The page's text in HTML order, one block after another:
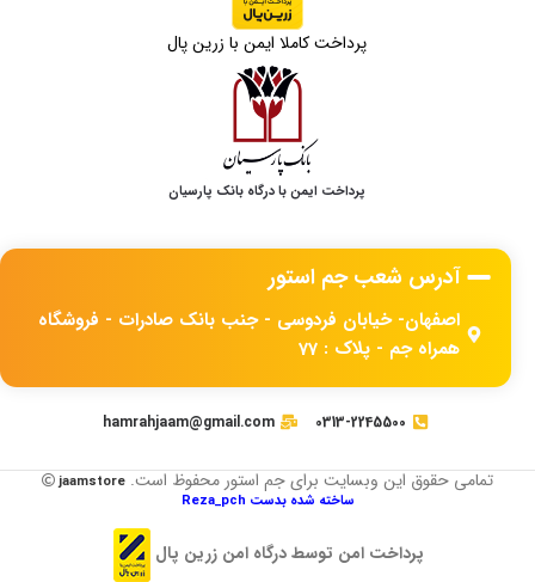
پرداخت کاملا ایمن با زرین پال
پرداخت ایمن با درگاه بانک پارسیان
آدرس شعب جم استور
اصفهان- خیابان فردوسی - جنب بانک صادرات - فروشگاه
همراه جم - پلاک : 77
0313-2245500
hamrahjaam@gmail.com
تمامی حقوق این وبسایت برای جم استور محفوظ است.jaamstore
ساخته شده بدست Reza_pch
پرداخت امن توسط درگاه امن زرین پال